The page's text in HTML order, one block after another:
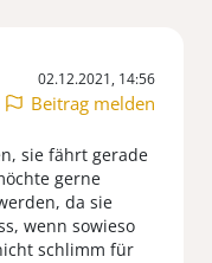
02.12.2021, 14:56
Beitrag melden
sie fährt gerade
gerne
da sie
wenn sowieso
schlimm für